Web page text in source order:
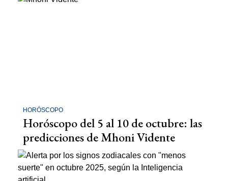
HORÓSCOPO
Horóscopo del 5 al 10 de octubre: las
predicciones de Mhoni Vidente